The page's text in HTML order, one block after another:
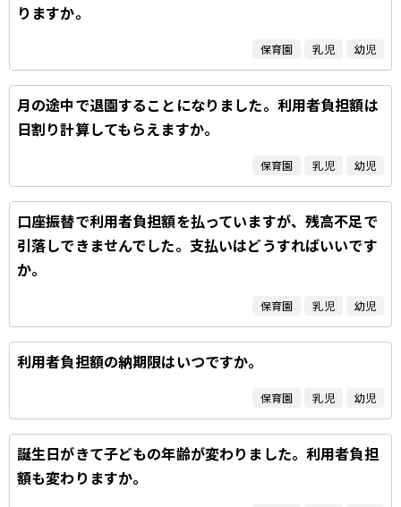
りますか。
保育園 乳児 幼児
月の途中で退園することになりました。利用者負担額は
日割り計算してもらえますか。
保育園 乳児 幼児
口座振替で利用者負担額を払っていますが、残高不足で
引落しできませんでした。支払いはどうすればいいです
か。
保育園 乳児 幼児
利用者負担額の納期限はいつですか。
保育園 乳児 幼児
誕生日がきて子どもの年齢が変わりました。利用者負担
額も変わりますか。